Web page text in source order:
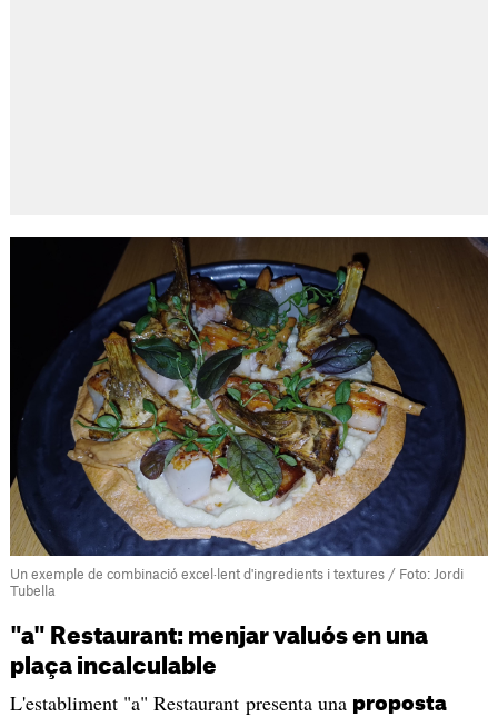
Un exemple de combinació excel·lent d'ingredients i textures / Foto: Jordi
Tubella
"a" Restaurant: menjar valuós en una
plaça incalculable
L'establiment "a" Restaurant presenta una proposta